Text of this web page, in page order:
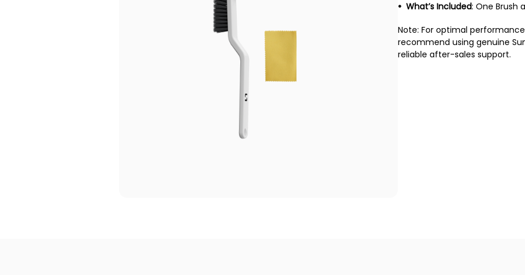
What’s Included: One Brush
Note: For optimal
recommend using genuine
reliable after-sales support.